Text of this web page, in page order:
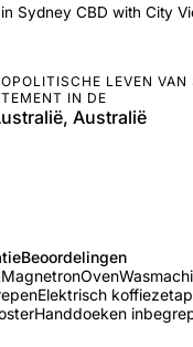
Sydney CBD with City
LEVEN
IN DE
Australië
Beoordelingen
MagnetronOven
Elektrisch
Handdoeken